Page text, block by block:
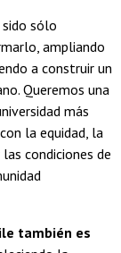
sido sólo
ampliando
a construir un
Queremos una
más
la equidad, la
condiciones de
también es